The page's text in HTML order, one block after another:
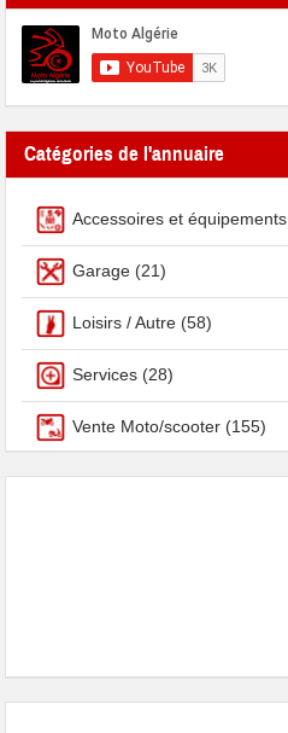
Catégories de l'annuaire
Accessoires et équipements
Garage (21)
Loisirs / Autre (58)
Services (28)
Vente Moto/scooter (155)